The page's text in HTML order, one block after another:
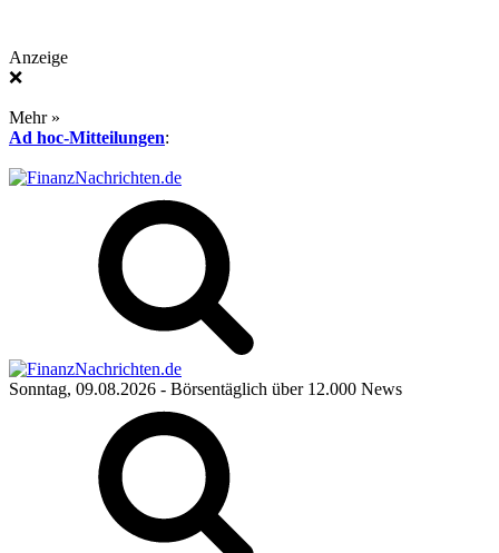
Anzeige
❌
Mehr »
Ad hoc-Mitteilungen:
Sonntag, 09.08.2026 - Börsentäglich über 12.000 News